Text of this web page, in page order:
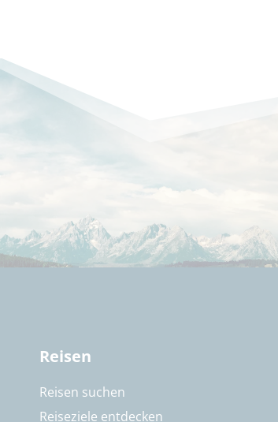
Reisen
Reisen suchen
Reiseziele entdecken